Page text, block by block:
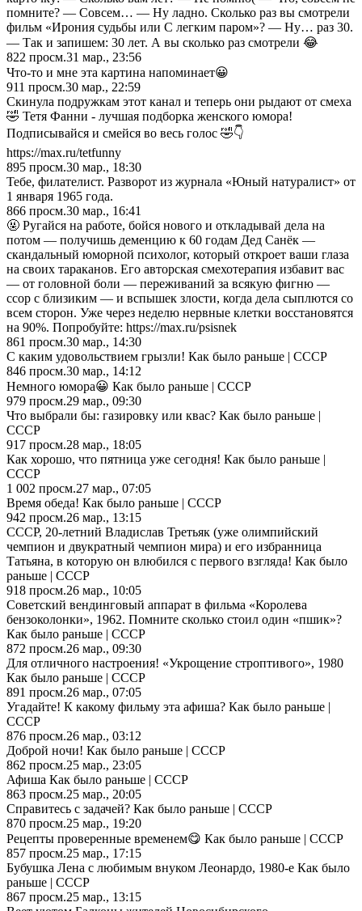
помните? — Совсем… — Ну ладно. Сколько раз вы смотрели
фильм «Ирония судьбы или С легким паром»? — Ну… раз 30.
— Так и запишем: 30 лет. А вы сколько раз смотрели 😂
822 просм.31 мар., 23:56
Что-то и мне эта картина напоминает😀
911 просм.30 мар., 22:59
Скинула подружкам этот канал и теперь они рыдают от смеха
🤣 Тетя Фанни - лучшая подборка женского юмора!
Подписывайся и смейся во весь голос 🤣👇
https://max.ru/tetfunny
895 просм.30 мар., 18:30
Тебе, филателист. Разворот из журнала «Юный натуралист» от
1 января 1965 года.
866 просм.30 мар., 16:41
🤬 Ругайся на работе, бойся нового и откладывай дела на
потом — получишь деменцию к 60 годам Дед Санёк —
скандальный юморной психолог, который откроет ваши глаза
на своих тараканов. Его авторская смехотерапия избавит вас
— от головной боли — переживаний за всякую фигню —
ссор с близиким — и вспышек злости, когда дела сыплются со
всем сторон. Уже через неделю нервные клетки восстановятся
на 90%. Попробуйте: https://max.ru/psisnek
861 просм.30 мар., 14:30
С каким удовольствием грызли! Как было раньше | СССР
846 просм.30 мар., 14:12
Немного юмора😀 Как было раньше | СССР
979 просм.29 мар., 09:30
Что выбрали бы: газировку или квас? Как было раньше |
СССР
917 просм.28 мар., 18:05
Как хорошо, что пятница уже сегодня! Как было раньше |
СССР
1 002 просм.27 мар., 07:05
Время обеда! Как было раньше | СССР
942 просм.26 мар., 13:15
СССР, 20-летний Владислав Третьяк (уже олимпийский
чемпион и двукратный чемпион мира) и его избранница
Татьяна, в которую он влюбился с первого взгляда! Как было
раньше | СССР
918 просм.26 мар., 10:05
Советский вендинговый аппарат в фильма «Королева
бензоколонки», 1962. Помните сколько стоил один «пшик»?
Как было раньше | СССР
872 просм.26 мар., 09:30
Для отличного настроения! «Укрощение строптивого», 1980
Как было раньше | СССР
891 просм.26 мар., 07:05
Угадайте! К какому фильму эта афиша? Как было раньше |
СССР
876 просм.26 мар., 03:12
Доброй ночи! Как было раньше | СССР
862 просм.25 мар., 23:05
Афиша Как было раньше | СССР
863 просм.25 мар., 20:05
Справитесь с задачей? Как было раньше | СССР
870 просм.25 мар., 19:20
Рецепты проверенные временем😋 Как было раньше | СССР
857 просм.25 мар., 17:15
Бубушка Лена с любимым внуком Леонардо, 1980-е Как было
раньше | СССР
867 просм.25 мар., 13:15